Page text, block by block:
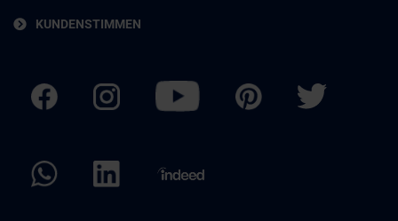
KUNDENSTIMMEN